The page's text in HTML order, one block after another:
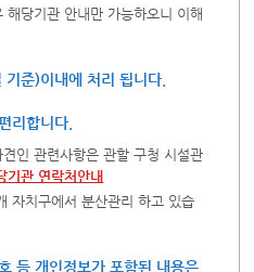
당기관 안내만 가능하오니 이해
준)이내에 처리 됩니다.
리합니다.
인 관련사항은 관할 구청 시설관
기관 연락처안내
자치구에서 분산관리 하고 있습
등 개인정보가 포함된 내용은